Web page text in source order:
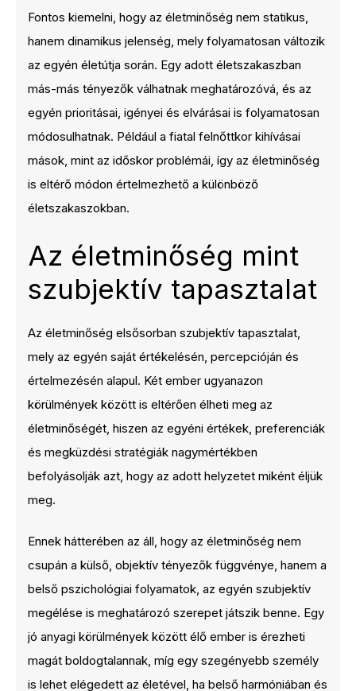
Fontos kiemelni, hogy az életminőség nem statikus,
hanem dinamikus jelenség, mely folyamatosan változik
az egyén életútja során. Egy adott életszakaszban
más-más tényezők válhatnak meghatározóvá, és az
egyén prioritásai, igényei és elvárásai is folyamatosan
módosulhatnak. Például a fiatal felnőttkor kihívásai
mások, mint az időskor problémái, így az életminőség
is eltérő módon értelmezhető a különböző
életszakaszokban.
Az életminőség mint
szubjektív tapasztalat
Az életminőség elsősorban szubjektív tapasztalat,
mely az egyén saját értékelésén, percepcióján és
értelmezésén alapul. Két ember ugyanazon
körülmények között is eltérően élheti meg az
életminőségét, hiszen az egyéni értékek, preferenciák
és megküzdési stratégiák nagymértékben
befolyásolják azt, hogy az adott helyzetet miként éljük
meg.
Ennek hátterében az áll, hogy az életminőség nem
csupán a külső, objektív tényezők függvénye, hanem a
belső pszichológiai folyamatok, az egyén szubjektív
megélése is meghatározó szerepet játszik benne. Egy
jó anyagi körülmények között élő ember is érezheti
magát boldogtalannak, míg egy szegényebb személy
is lehet elégedett az életével, ha belső harmóniában és